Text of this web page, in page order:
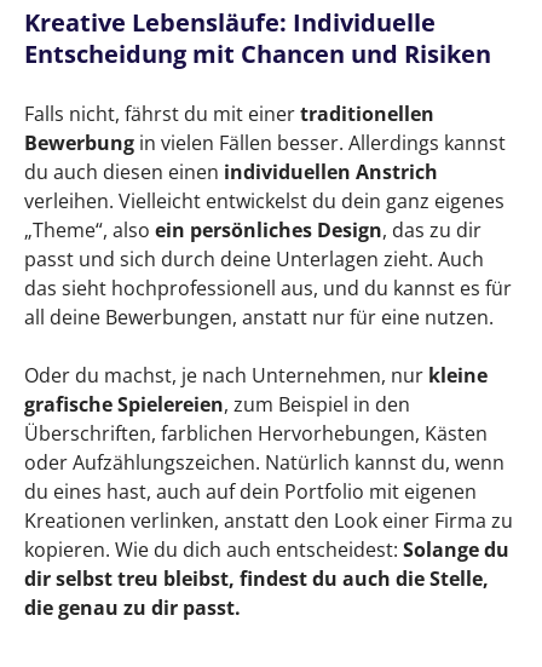
Kreative Lebensläufe: Individuelle
Entscheidung mit Chancen und Risiken
Falls nicht, fährst du mit einertraditionellen
Bewerbung in vielen Fällen besser. Allerdings kannst
du auch diesen einen individuellen Anstrich
verleihen. Vielleicht entwickelst du dein ganz eigenes
„Theme“, also ein persönliches Design, das zu dir
passt und sich durch deine Unterlagen zieht. Auch
das sieht hochprofessionell aus, und du kannst es für
all deine Bewerbungen, anstatt nur für eine nutzen.
Oder du machst, je nach Unternehmen, nur kleine
grafische Spielereien, zum Beispiel in den
Überschriften, farblichen Hervorhebungen, Kästen
oder Aufzählungszeichen. Natürlich kannst du, wenn
du eines hast, auch auf dein Portfolio mit eigenen
Kreationen verlinken, anstatt den Look einer Firma zu
kopieren. Wie du dich auch entscheidest: Solange du
dir selbst treu bleibst, findest du auch die Stelle,
die genau zu dir passt.